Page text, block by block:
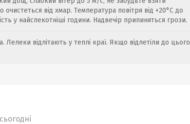
від хмар. Температура повітря від +20°C до
у найспекотніші години. Надвечір припиняться грози.
Лелеки відлітають у теплі краї. Якщо відлетіли до цього